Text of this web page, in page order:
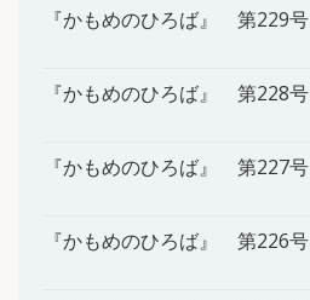
『かもめのひろば』 第229号
『かもめのひろば』 第228号
『かもめのひろば』 第227号
『かもめのひろば』 第226号